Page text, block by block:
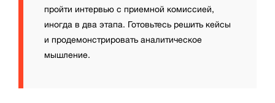
пройти интервью с приемной комиссией,
иногда в два этапа. Готовьтесь решить кейсы
и продемонстрировать аналитическое
мышление.